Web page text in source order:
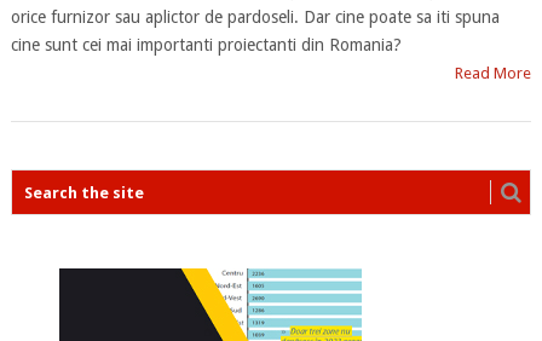
orice furnizor sau aplictor de pardoseli. Dar cine poate sa iti spuna
cine sunt cei mai importanti proiectanti din Romania?
Read More
POSTS
NAVIGATION